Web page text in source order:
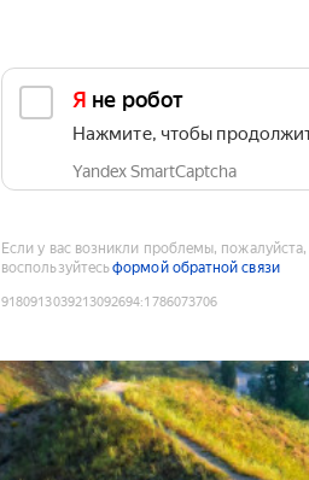
Я не робот
Нажмите, чтобы
Yandex SmartCaptcha
Если у вас возникли проблемы, пожалуйста,
воспользуйтесьформой обратной связи
9180913039213092694:1786073706